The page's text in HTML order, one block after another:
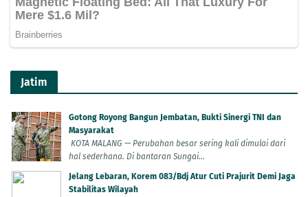
Jatim
Gotong Royong Bangun Jembatan, Bukti Sinergi TNI dan
Masyarakat
KOTA MALANG — Perubahan besar sering kali dimulai dari
hal sederhana. Di bantaran Sungai...
Jelang Lebaran, Korem 083/Bdj Atur Cuti Prajurit Demi Jaga
Stabilitas Wilayah